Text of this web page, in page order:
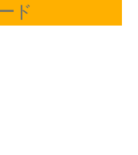
ド